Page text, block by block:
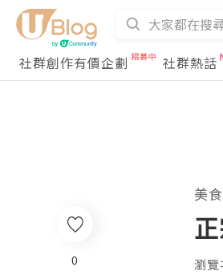
社群創作有價企劃
社群熱話
0
美食
瀏覽